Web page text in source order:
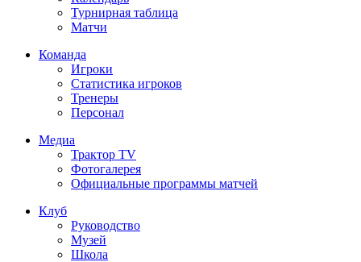
Турнирная таблица
Матчи
Команда
Игроки
Статистика игроков
Тренеры
Персонал
Медиа
Трактор TV
Фотогалерея
Официальные программы матчей
Клуб
Руководство
Музей
Школа